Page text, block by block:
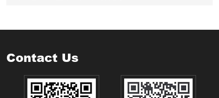
Contact Us